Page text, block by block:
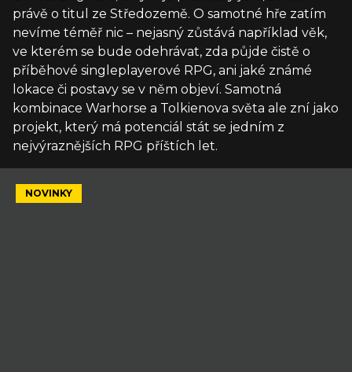
právě o titul ze Středozemě. O samotné hře zatím
nevíme téměř nic – nejasný zůstává například věk,
ve kterém se bude odehrávat, zda půjde čistě o
příběhové singleplayerové RPG, ani jaké známé
lokace či postavy se v něm objeví. Samotná
kombinace Warhorse a Tolkienova světa ale zní jako
projekt, který má potenciál stát se jedním z
nejvýraznějších RPG příštích let.
NOVINKY